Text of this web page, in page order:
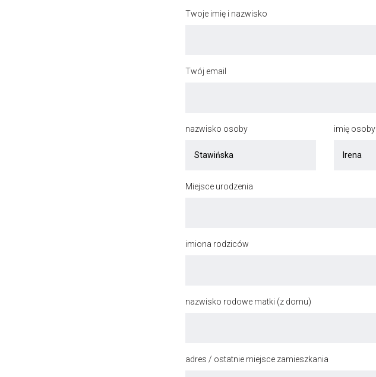
Twoje imię i nazwisko
Twój email
nazwisko osoby imię osoby
Miejsce urodzenia
imiona rodziców
nazwisko rodowe matki (z domu)
adres / ostatnie miejsce zamieszkania